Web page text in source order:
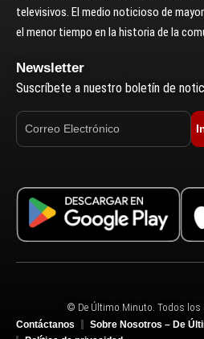
televisivos. El medio noticioso de
el menor tiempo en la historia de la
Newsletter
Suscríbete a nuestro boletín de
© De Último Minuto. Todos los
Contáctanos
Sobre Nosotros – De